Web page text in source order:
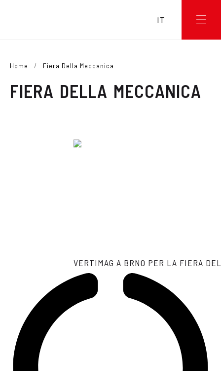
IT
Home / Fiera Della Meccanica
FIERA DELLA MECCANICA
VERTIMAG A BRNO PER LA FIERA